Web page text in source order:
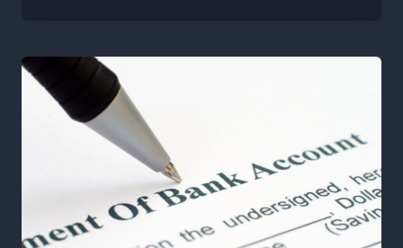
CÔTÉ”
COMMENT
S’EN
DÉBARRASSER
RAPIDEMENT